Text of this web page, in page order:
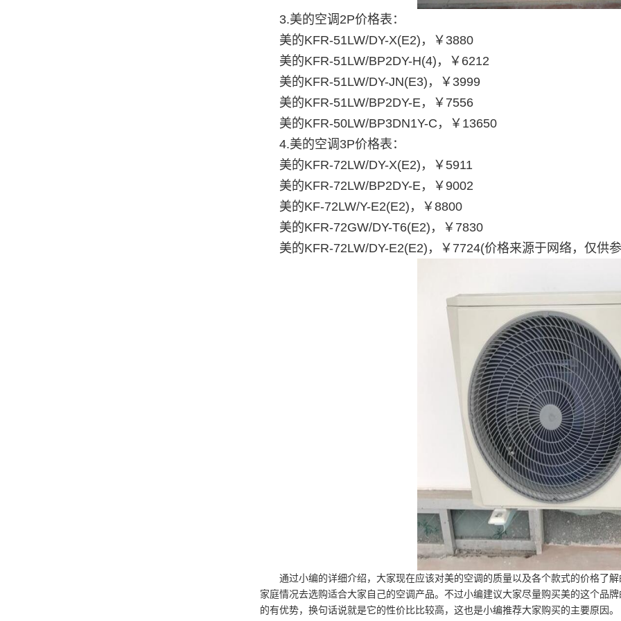
3.美的空调2P价格表：
美的KFR-51LW/DY-X(E2)，￥3880
美的KFR-51LW/BP2DY-H(4)，￥6212
美的KFR-51LW/DY-JN(E3)，￥3999
美的KFR-51LW/BP2DY-E，￥7556
美的KFR-50LW/BP3DN1Y-C，￥13650
4.美的空调3P价格表：
美的KFR-72LW/DY-X(E2)，￥5911
美的KFR-72LW/BP2DY-E，￥9002
美的KF-72LW/Y-E2(E2)，￥8800
美的KFR-72GW/DY-T6(E2)，￥7830
美的KFR-72LW/DY-E2(E2)，￥7724(价格来源于网络，仅供
通过小编的详细介绍，大家现在应该对美的空调的质量以及各个款式的价格了
家庭情况去选购适合大家自己的空调产品。不过小编建议大家尽量购买美的这个品
的有优势，换句话说就是它的性价比比较高，这也是小编推荐大家购买的主要原因。